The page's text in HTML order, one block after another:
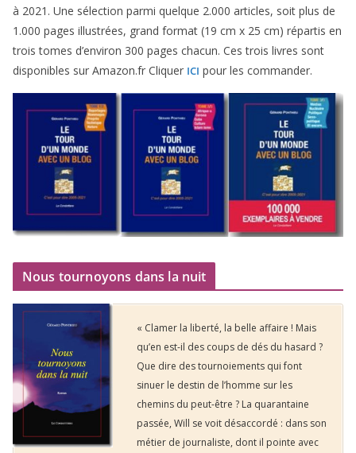
à 2021 . Une sélec­tion par­mi quelque 2.000 articles, soit plus de
1 .000 pages illus­trées, grand for­mat (19 cm x 25 cm) répar­tis en
trois tomes d’environ 300 pages cha­cun. Ces trois livres sont
dis­po­nibles sur Amazon​.fr Cliquer ICI pour les commander.
Nous tournoyons dans la nuit
« Clamer la liberté, la belle affaire ! Mais
qu’en est-il des coups de dés du hasard ?
Que dire des tournoiements qui font
sinuer le destin de l’homme sur les
chemins du peut-être ? La quarantaine
passée, Will se voit désaccordé : dans son
métier de journaliste, dont il pointe avec